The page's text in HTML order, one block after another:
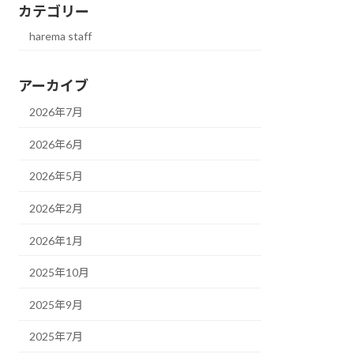
カテゴリー
harema staff
アーカイブ
2026年7月
2026年6月
2026年5月
2026年2月
2026年1月
2025年10月
2025年9月
2025年7月